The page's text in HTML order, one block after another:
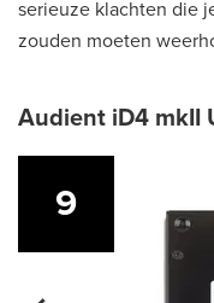
serieuze klachten die
zouden moeten
Audient iD4 mkII
9
9